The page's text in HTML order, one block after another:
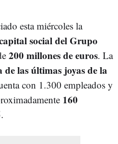
esta miércoles la
social del Grupo
200 millones de euros. La
de las últimas joyas de la
con 1.300 empleados y
160